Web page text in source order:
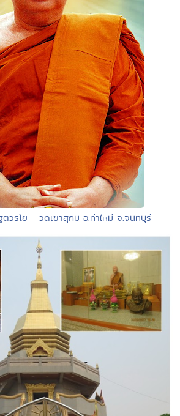
วิริโย - วัดเขาสุกิม อ.ท่าใหม่ จ.จันทบุรี